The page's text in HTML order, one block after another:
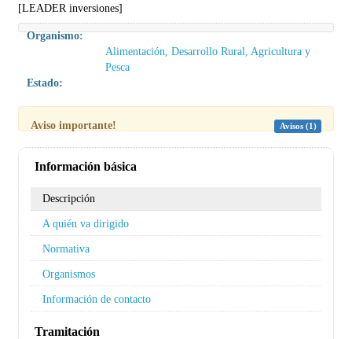
[LEADER inversiones]
Organismo:
Alimentación, Desarrollo Rural, Agricultura y
Pesca
Estado:
Aviso importante! Avisos (1)
Información básica
Descripción
A quién va dirigido
Normativa
Organismos
Información de contacto
Tramitación